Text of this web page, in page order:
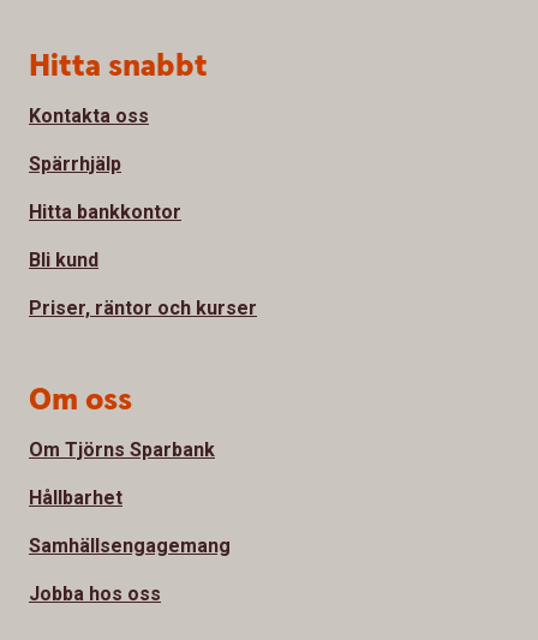
Sidfot
Hitta snabbt
Kontakta oss
Spärrhjälp
Hitta bankkontor
Bli kund
Priser, räntor och kurser
Om oss
Om Tjörns Sparbank
Hållbarhet
Samhällsengagemang
Jobba hos oss